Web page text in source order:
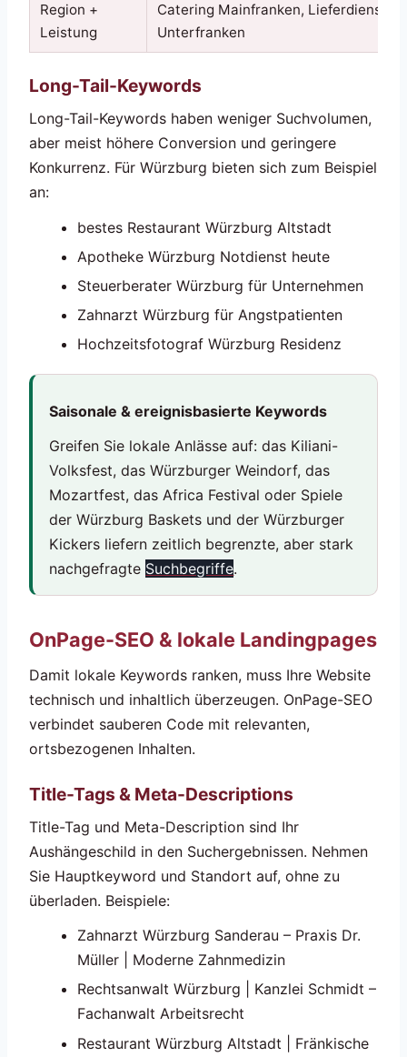
Region +
Leistung
Catering Mainfranken, Lieferdienst
Unterfranken
Long-Tail-Keywords
Long-Tail-Keywords haben weniger Suchvolumen,
aber meist höhere Conversion und geringere
Konkurrenz. Für Würzburg bieten sich zum Beispiel
an:
bestes Restaurant Würzburg Altstadt
Apotheke Würzburg Notdienst heute
Steuerberater Würzburg für Unternehmen
Zahnarzt Würzburg für Angstpatienten
Hochzeitsfotograf Würzburg Residenz
Saisonale & ereignisbasierte Keywords
Greifen Sie lokale Anlässe auf: das Kiliani-
Volksfest, das Würzburger Weindorf, das
Mozartfest, das Africa Festival oder Spiele
der Würzburg Baskets und der Würzburger
Kickers liefern zeitlich begrenzte, aber stark
nachgefragte Suchbegriffe.
OnPage-SEO & lokale Landingpages
Damit lokale Keywords ranken, muss Ihre Website
technisch und inhaltlich überzeugen. OnPage-SEO
verbindet sauberen Code mit relevanten,
ortsbezogenen Inhalten.
Title-Tags & Meta-Descriptions
Title-Tag und Meta-Description sind Ihr
Aushängeschild in den Suchergebnissen. Nehmen
Sie Hauptkeyword und Standort auf, ohne zu
überladen. Beispiele:
Zahnarzt Würzburg Sanderau – Praxis Dr.
Müller | Moderne Zahnmedizin
Rechtsanwalt Würzburg | Kanzlei Schmidt –
Fachanwalt Arbeitsrecht
Restaurant Würzburg Altstadt | Fränkische